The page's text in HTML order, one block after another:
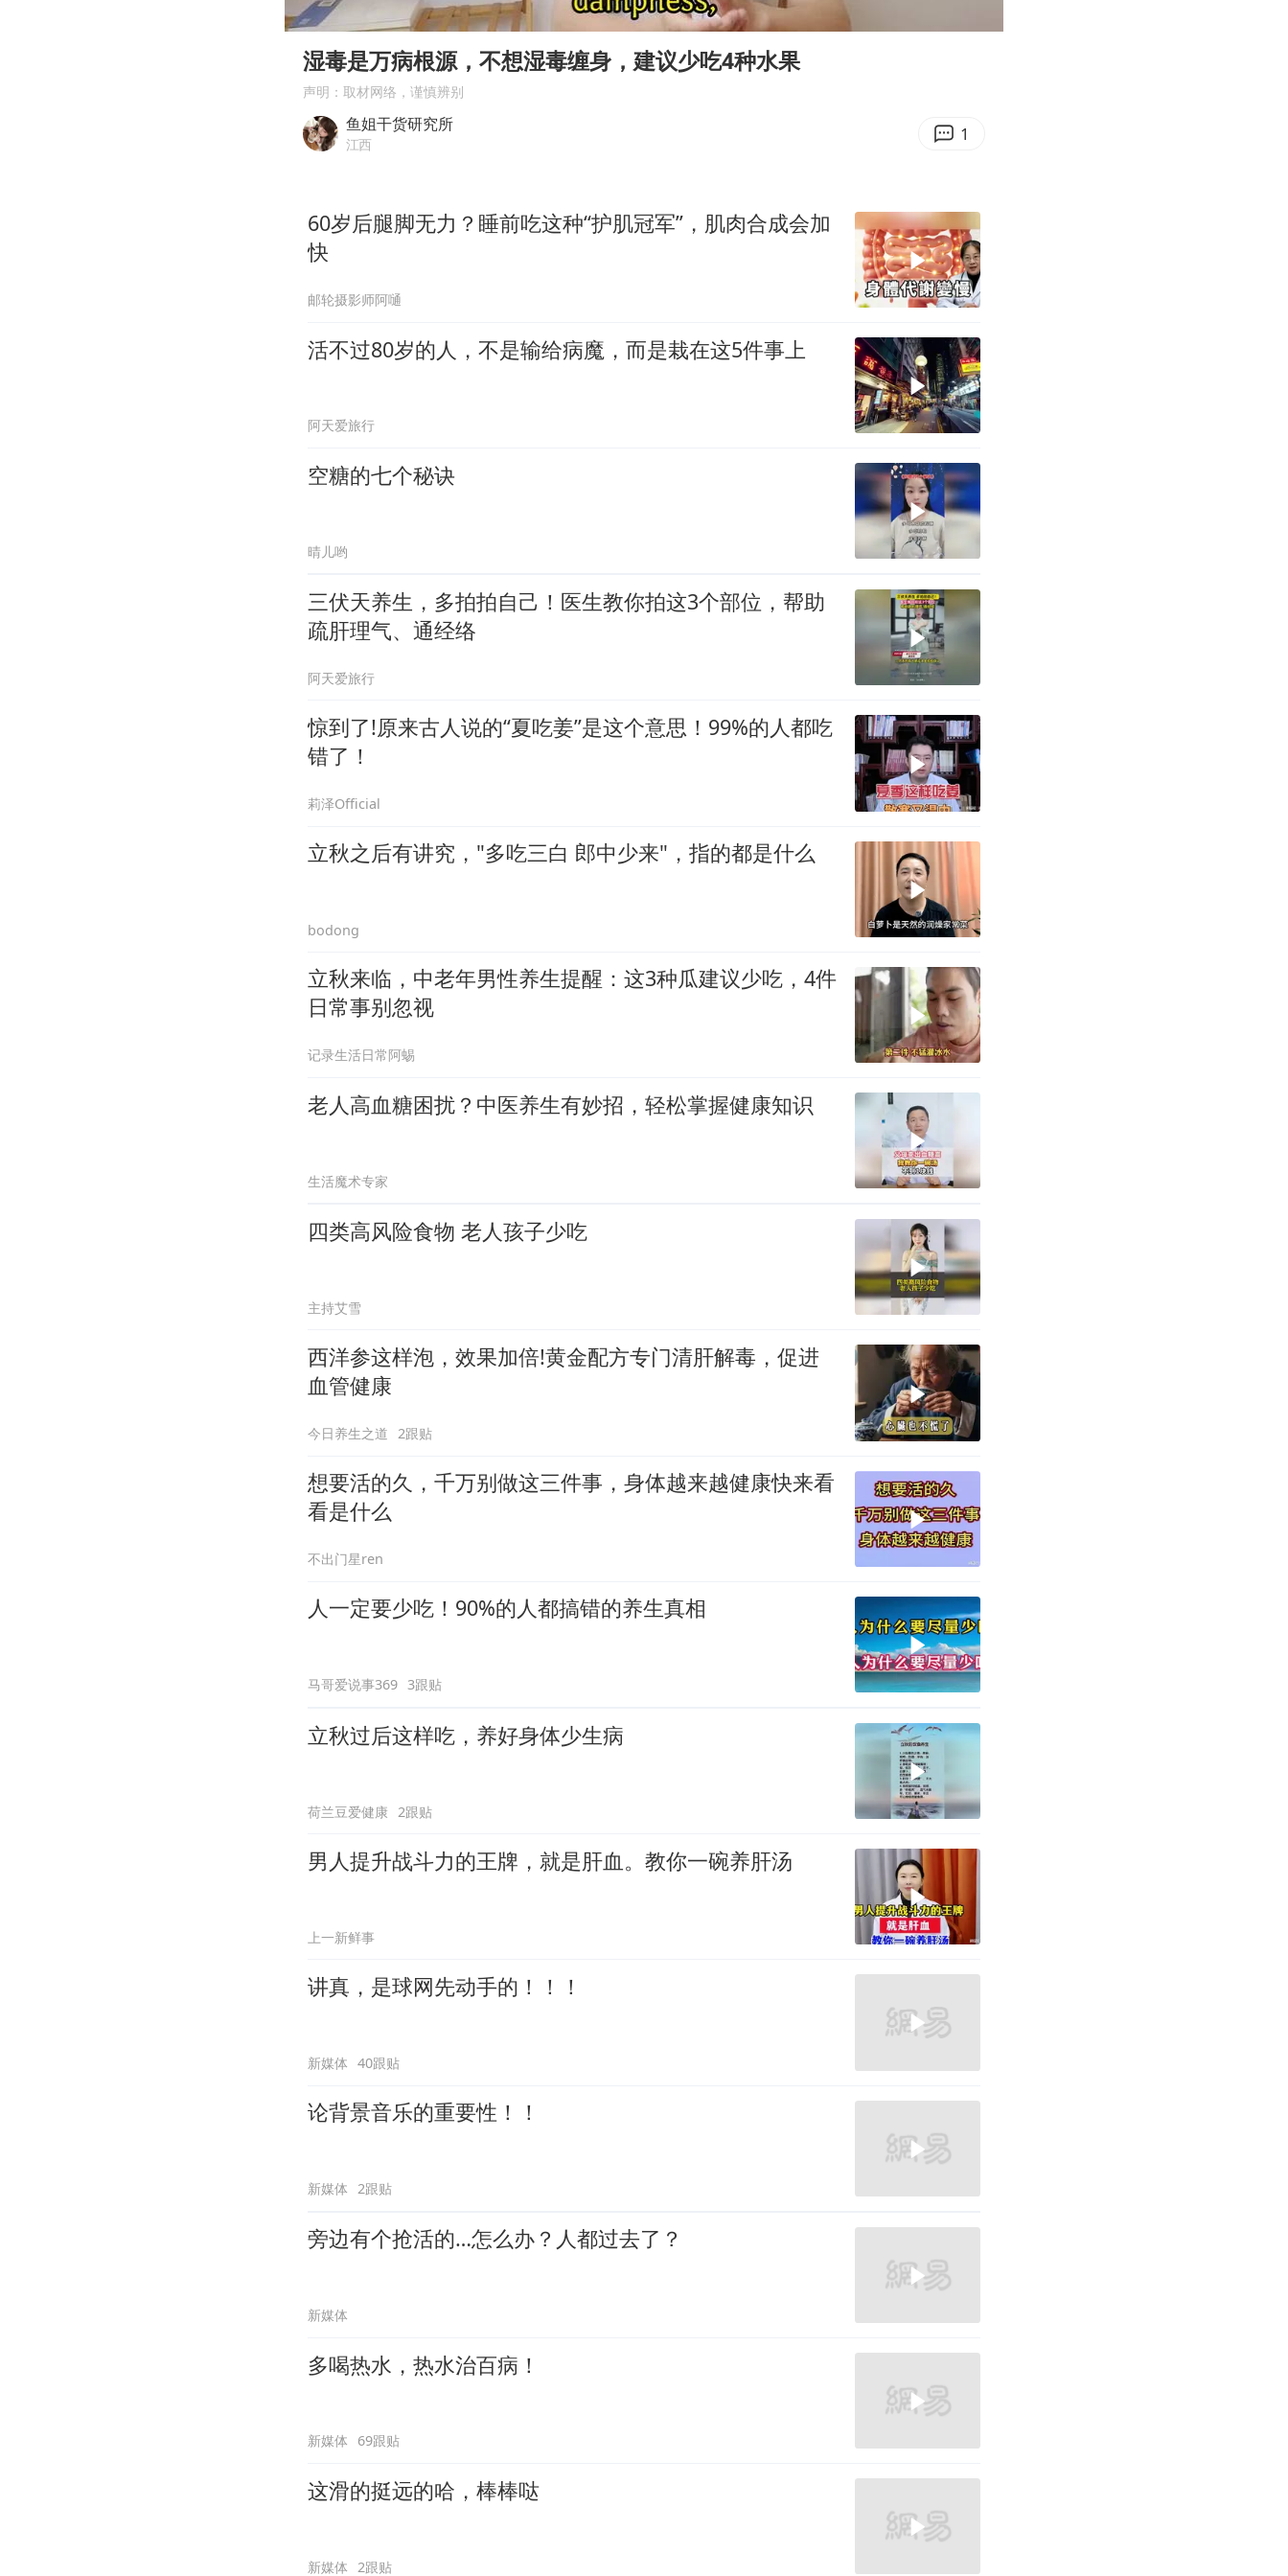
牛津大学一纸声明甩不了锅
海鲜忘车里4天打开门满车都是蛆
儿子陪躺平老爹体验外卖员火了
几元成本 千万市值蒸发
Play
00:00
湿毒是万病根源，不想湿毒缠身，建议少吃4种水果
声明：取材网络，谨慎辨别
鱼姐干货研究所
江西 1
60岁后腿脚无力？睡前吃这种“护肌冠军”，肌肉合成会加
快
邮轮摄影师阿嗵
活不过80岁的人，不是输给病魔，而是栽在这5件事上
阿天爱旅行
空糖的七个秘诀
晴儿哟
三伏天养生，多拍拍自己！医生教你拍这3个部位，帮助
疏肝理气、通经络
阿天爱旅行
惊到了!原来古人说的“夏吃姜”是这个意思！99%的人都吃
错了！
莉泽Official
立秋之后有讲究，"多吃三白 郎中少来"，指的都是什么
bodong
立秋来临，中老年男性养生提醒：这3种瓜建议少吃，4件
日常事别忽视
记录生活日常阿蜴
老人高血糖困扰？中医养生有妙招，轻松掌握健康知识
生活魔术专家
四类高风险食物 老人孩子少吃
主持艾雪
西洋参这样泡，效果加倍!黄金配方专门清肝解毒，促进
血管健康
今日养生之道 2跟贴
想要活的久，千万别做这三件事，身体越来越健康快来看
看是什么
不出门星ren
人一定要少吃！90%的人都搞错的养生真相
马哥爱说事369 3跟贴
立秋过后这样吃，养好身体少生病
荷兰豆爱健康 2跟贴
男人提升战斗力的王牌，就是肝血。教你一碗养肝汤
上一新鲜事
讲真，是球网先动手的！！！
新媒体 40跟贴
论背景音乐的重要性！！
新媒体 2跟贴
旁边有个抢活的…怎么办？人都过去了？
新媒体
多喝热水，热水治百病！
新媒体 69跟贴
这滑的挺远的哈，棒棒哒
新媒体 2跟贴